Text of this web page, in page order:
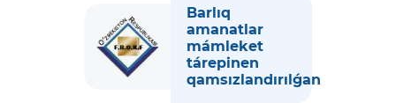
Barlıq
amanatlar
mámleket
tárepinen
qamsızlandırılǵan